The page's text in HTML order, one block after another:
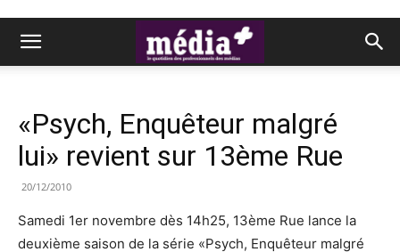
«Psych, Enquêteur malgré
lui» revient sur 13ème Rue
20/12/2010
Samedi 1er novembre dès 14h25, 13ème Rue lance la
deuxième saison de la série «Psych, Enquêteur malgré